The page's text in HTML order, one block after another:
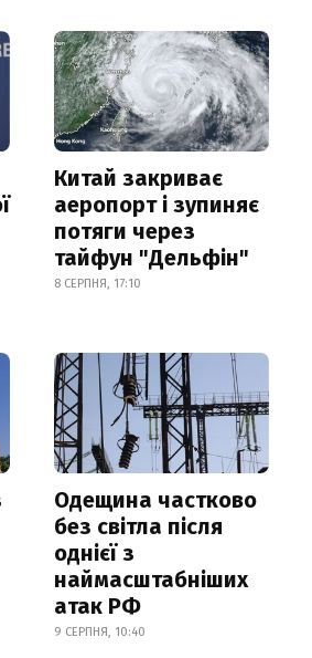
Китай закриває
аеропорт і зупиняє
потяги через
тайфун "Дельфін"
8 СЕРПНЯ, 17:10
Одещина частково
без світла після
однієї з
наймасштабніших
атак РФ
9 СЕРПНЯ, 10:40